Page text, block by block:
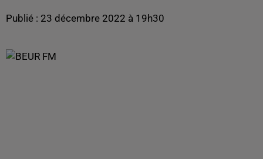
Publié : 23 décembre 2022 à 19h30